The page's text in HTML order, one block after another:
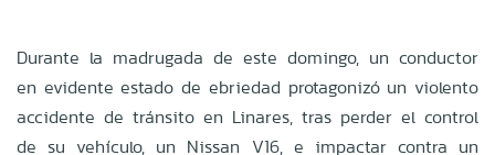
Durante la madrugada de este domingo, un conductor
en evidente estado de ebriedad protagonizó un violento
accidente de tránsito en Linares, tras perder el control
de su vehículo, un Nissan V16, e impactar contra un